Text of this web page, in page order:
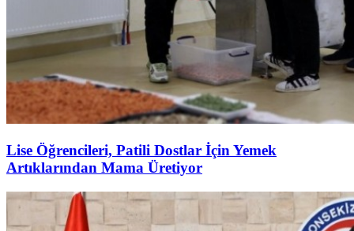
Lise Öğrencileri, Patili Dostlar İçin Yemek
Artıklarından Mama Üretiyor